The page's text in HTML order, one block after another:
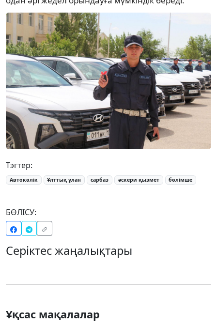
Тэгтер:
Автокөлік Ұлттық ұлан сарбаз әскери қызмет бөлімше
БӨЛІСУ:
Серіктес жаңалықтары
Ұқсас мақалалар